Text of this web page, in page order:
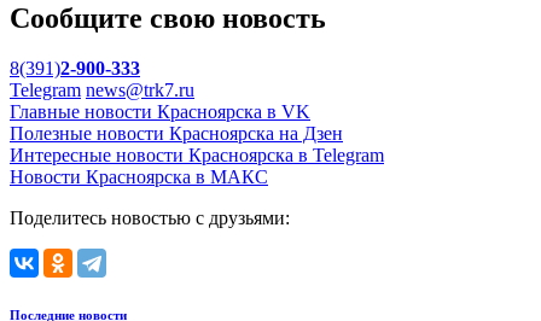
Сообщите свою новость
8(391)2-900-333
Telegram news@trk7.ru
Главные новости Красноярска в VK
Полезные новости Красноярска на Дзен
Интересные новости Красноярска в Telegram
Новости Красноярска в МАКС
Поделитесь новостью с друзьями:
Последние новости